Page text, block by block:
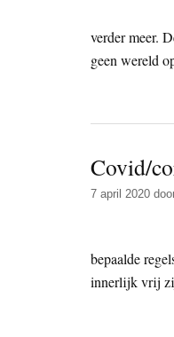
verder meer.
geen wereld
Covid/
7 april 2020
bepaalde
innerlijk vrij